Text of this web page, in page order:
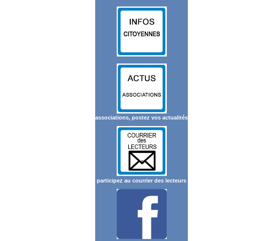
associations, postez vos actualités
participez au courrier des lecteurs